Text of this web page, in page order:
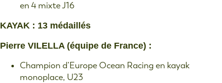
en 4 mixte J16
KAYAK : 13 médaillés
Pierre VILELLA (équipe de France) :
Champion d’Europe Ocean Racing en kayak
monoplace, U23